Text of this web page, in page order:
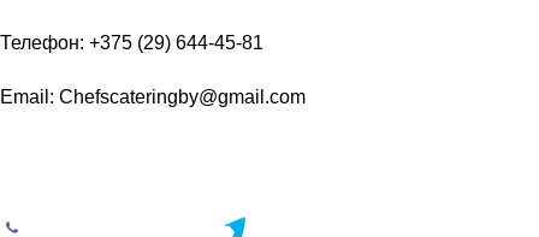
Телефон: +375 (29) 644-45-81
Email: Chefscateringby@gmail.com